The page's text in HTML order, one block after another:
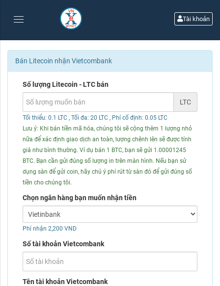
Tài khoản
Bán Litecoin nhận Vietcombank
Số lượng Litecoin - LTC bán
LTC
Tối thiểu: 0.1 LTC , Tối đa: 20 LTC , Phí cố định: 0.05 LTC
Lưu ý: Khi bán tiền mã hóa, chúng tôi sẽ cộng thêm 1 lượng nhỏ
nữa để xác định giao dịch an toàn, lượng chênh lên sẽ được tính
giá như bình thường. Ví dụ bán 1 BTC, bạn sẽ gửi 1.00001245
BTC. Bạn cần gửi đúng số lượng in trên màn hình. Nếu bạn sử
dụng sàn để gửi coin, hãy chú ý phí rút từ sàn đó để gửi đúng số
tiền cho chúng tôi.
Chọn ngân hàng bạn muốn nhận tiền
Phí nhận 2,200 VND
Số tài khoản Vietcombank
Tên tài khoản Vietcombank